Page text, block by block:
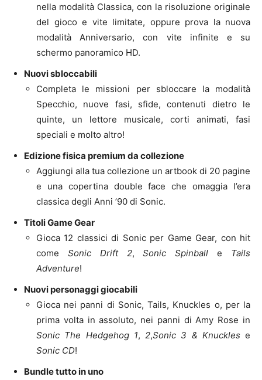
nella modalità Classica, con la risoluzione originale
del gioco e vite limitate, oppure prova la nuova
modalità Anniversario, con vite infinite e su
schermo panoramico HD.
Nuovi sbloccabili
Completa le missioni per sbloccare la modalità
Specchio, nuove fasi, sfide, contenuti dietro le
quinte, un lettore musicale, corti animati, fasi
speciali e molto altro!
Edizione fisica premium da collezione
Aggiungi alla tua collezione un artbook di 20 pagine
e una copertina double face che omaggia l’era
classica degli Anni ’90 di Sonic.
Titoli Game Gear
Gioca 12 classici di Sonic per Game Gear, con hit
come Sonic Drift 2,Sonic Spinball e Tails
Adventure!
Nuovi personaggi giocabili
Gioca nei panni di Sonic, Tails, Knuckles o, per la
prima volta in assoluto, nei panni di Amy Rose in
Sonic The Hedgehog 1, 2,Sonic 3 & Knuckles e
Sonic CD!
Bundle tutto in uno